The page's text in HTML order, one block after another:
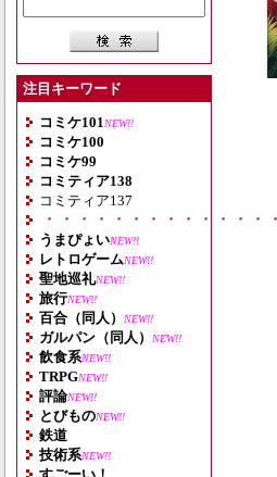
注目キーワード
コミケ101 NEW!!
コミケ100
コミケ99
コミティア138
コミティア137
・・・・・・・・・・・・・
うまぴょいNEW!!
レトロゲームNEW!!
聖地巡礼NEW!!
旅行NEW!!
百合（同人） NEW!!
ガルパン（同人） NEW!!
飲食系NEW!!
TRPGNEW!!
評論NEW!!
とびものNEW!!
鉄道
技術系NEW!!